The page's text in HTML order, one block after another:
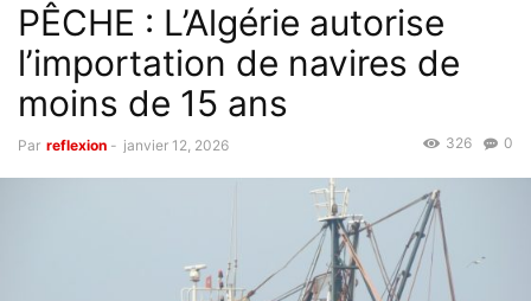
PÊCHE : L’Algérie autorise
l’importation de navires de
moins de 15 ans
Par reflexion - janvier 12, 2026 0
326